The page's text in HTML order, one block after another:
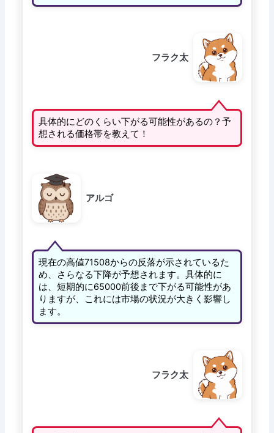
フラク太
具体的にどのくらい下がる可能性があるの？予
想される価格帯を教えて！
アルゴ
現在の高値71508からの反落が示されているた
め、さらなる下降が予想されます。具体的に
は、短期的に65000前後まで下がる可能性があ
りますが、これには市場の状況が大きく影響し
ます。
フラク太